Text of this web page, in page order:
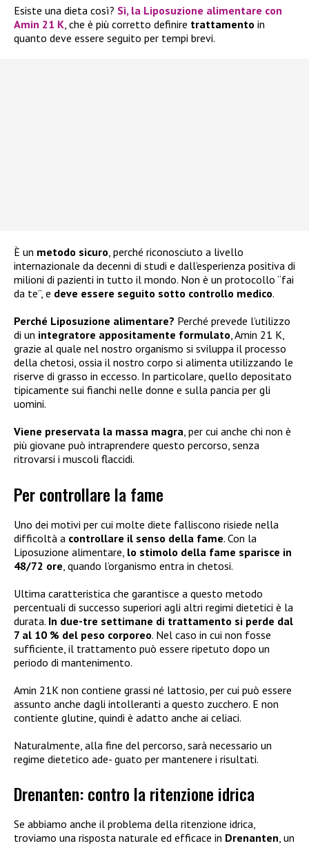
Esiste una dieta così? Sì, la Liposuzione alimentare con
Amin 21 K, che è più corretto definire trattamento in
quanto deve essere seguito per tempi brevi.
È un metodo sicuro, perché riconosciuto a livello
internazionale da decenni di studi e dall’esperienza positiva di
milioni di pazienti in tutto il mondo. Non è un protocollo “fai
da te”, e deve essere seguito sotto controllo medico.
Perché Liposuzione alimentare? Perché prevede l’utilizzo
di un integratore appositamente formulato, Amin 21 K,
grazie al quale nel nostro organismo si sviluppa il processo
della chetosi, ossia il nostro corpo si alimenta utilizzando le
riserve di grasso in eccesso. In particolare, quello depositato
tipicamente sui fianchi nelle donne e sulla pancia per gli
uomini.
Viene preservata la massa magra, per cui anche chi non è
più giovane può intraprendere questo percorso, senza
ritrovarsi i muscoli flaccidi.
Per controllare la fame
Uno dei motivi per cui molte diete falliscono risiede nella
difficoltà a controllare il senso della fame. Con la
Liposuzione alimentare, lo stimolo della fame sparisce in
48/72 ore , quando l’organismo entra in chetosi.
Ultima caratteristica che garantisce a questo metodo
percentuali di successo superiori agli altri regimi dietetici è la
durata. In due-tre settimane di trattamento si perde dal
7 al 10 % del peso corporeo. Nel caso in cui non fosse
sufficiente, il trattamento può essere ripetuto dopo un
periodo di mantenimento.
Amin 21K non contiene grassi né lattosio, per cui può essere
assunto anche dagli intolleranti a questo zucchero. E non
contiente glutine, quindi è adatto anche ai celiaci.
Naturalmente, alla fine del percorso, sarà necessario un
regime dietetico ade- guato per mantenere i risultati.
Drenanten: contro la ritenzione idrica
Se abbiamo anche il problema della ritenzione idrica,
troviamo una risposta naturale ed efficace in Drenanten, un